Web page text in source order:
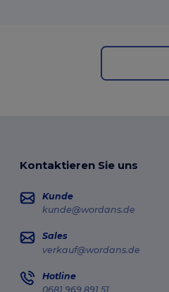
Kontaktieren Sie uns
Kunde
kunde@wordans.de
Sales
verkauf@wordans.de
Hotline
0681 969 891 51